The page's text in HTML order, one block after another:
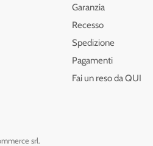
Garanzia
Recesso
Spedizione
Pagamenti
Fai un reso da QUI
srl.